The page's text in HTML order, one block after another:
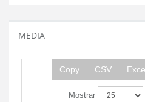
MEDIA
Copy CSV
Mostrar